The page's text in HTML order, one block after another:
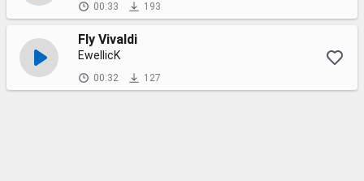
00:33 193
Fly Vivaldi
EwellicK
00:32 127